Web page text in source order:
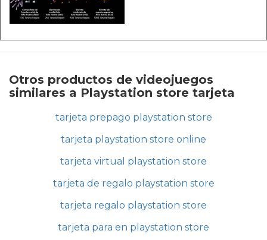
Otros productos de videojuegos
similares a Playstation store tarjeta
tarjeta prepago playstation store
tarjeta playstation store online
tarjeta virtual playstation store
tarjeta de regalo playstation store
tarjeta regalo playstation store
tarjeta para en playstation store